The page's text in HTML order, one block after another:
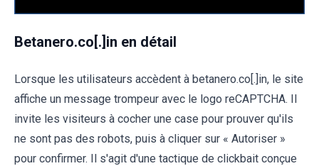
Betanero.co[.]in en détail
Lorsque les utilisateurs accèdent à betanero.co[.]in, le site
affiche un message trompeur avec le logo reCAPTCHA. Il
invite les visiteurs à cocher une case pour prouver qu'ils
ne sont pas des robots, puis à cliquer sur « Autoriser »
pour confirmer. Il s'agit d'une tactique de clickbait conçue